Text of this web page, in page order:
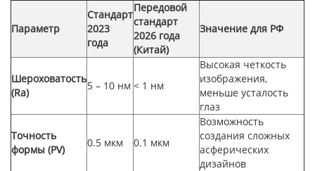
Параметр
Стандарт
2023
года
Передовой
стандарт
2026 года
(Китай)
Значение для РФ
Шероховатость
(Ra)
5 – 10 нм < 1 нм
Высокая четкость
изображения,
меньше усталость
глаз
Точность
формы (PV)
0.5 мкм 0.1 мкм
Возможность
создания сложных
асферических
дизайнов